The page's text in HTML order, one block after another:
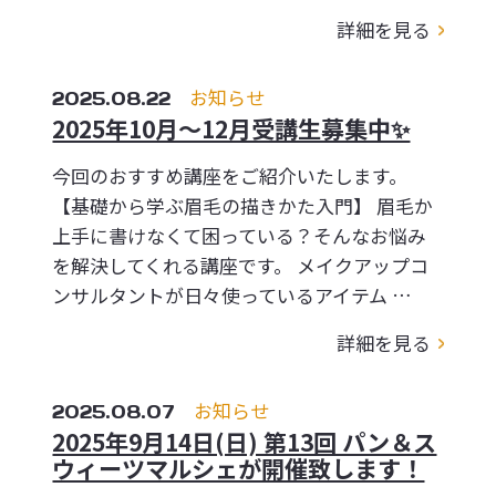
詳細を見る
2025.08.22 お知らせ
2025年10月～12月受講生募集中✨
今回のおすすめ講座をご紹介いたします。
【基礎から学ぶ眉毛の描きかた入門】 眉毛か
上手に書けなくて困っている？そんなお悩み
を解決してくれる講座です。 メイクアップコ
ンサルタントが日々使っているアイテム …
詳細を見る
2025.08.07 お知らせ
2025年9月14日(日) 第13回 パン＆ス
ウィーツマルシェが開催致します！